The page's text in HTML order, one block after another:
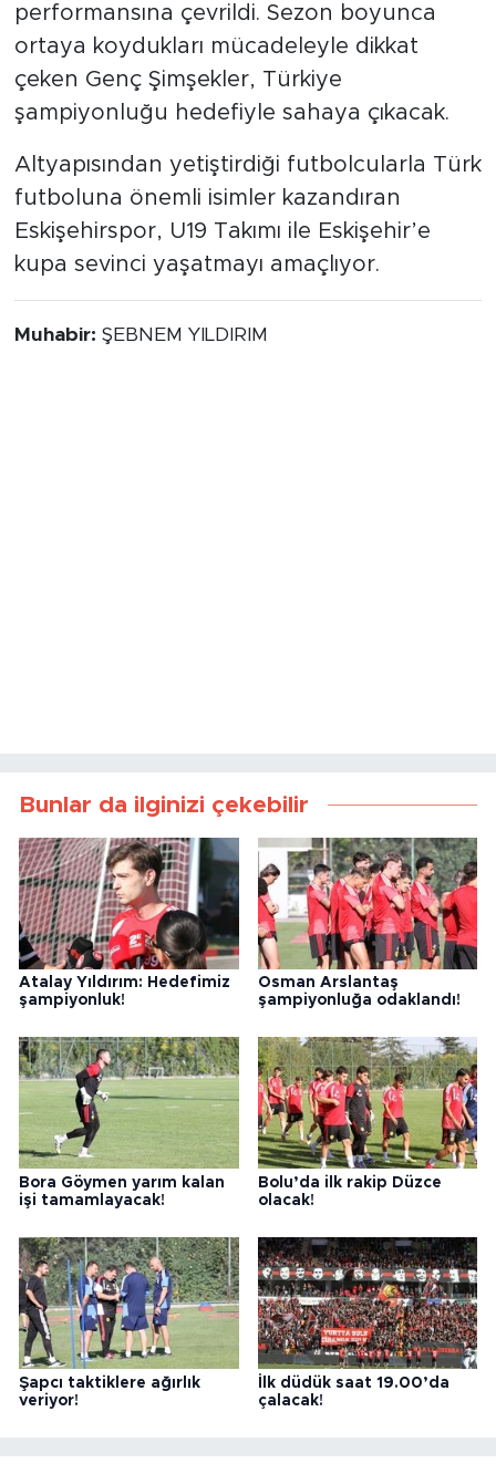
performansına çevrildi. Sezon boyunca
ortaya koydukları mücadeleyle dikkat
çeken Genç Şimşekler, Türkiye
şampiyonluğu hedefiyle sahaya çıkacak.
Altyapısından yetiştirdiği futbolcularla Türk
futboluna önemli isimler kazandıran
Eskişehirspor, U19 Takımı ile Eskişehir’e
kupa sevinci yaşatmayı amaçlıyor.
Muhabir: ŞEBNEM YILDIRIM
Bunlar da ilginizi çekebilir
Atalay Yıldırım: Hedefimiz
şampiyonluk!
Osman Arslantaş
şampiyonluğa odaklandı!
Bora Göymen yarım kalan
işi tamamlayacak!
Bolu’da ilk rakip Düzce
olacak!
Şapcı taktiklere ağırlık
veriyor!
İlk düdük saat 19.00’da
çalacak!